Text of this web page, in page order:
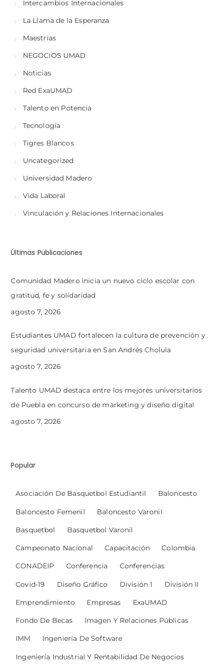
Intercambios Internacionales
La Llama de la Esperanza
Maestrías
NEGOCIOS UMAD
Noticias
Red ExaUMAD
Talento en Potencia
Tecnología
Tigres Blancos
Uncategorized
Universidad Madero
Vida Laboral
Vinculación y Relaciones Internacionales
Últimas Publicaciones
Comunidad Madero inicia un nuevo ciclo escolar con
gratitud, fe y solidaridad
agosto 7, 2026
Estudiantes UMAD fortalecen la cultura de prevención y
seguridad universitaria en San Andrés Cholula
agosto 7, 2026
Talento UMAD destaca entre los mejores universitarios
de Puebla en concurso de marketing y diseño digital
agosto 7, 2026
Popular
Asociación De Basquetbol Estudiantil Baloncesto
Baloncesto Femenil Baloncesto Varonil
Basquetbol Basquetbol Varonil
Campeonato Nacional Capacitación Colombia
CONADEIP Conferencia Conferencias
Covid-19 Diseño Gráfico División 1 División II
Emprendimiento Empresas ExaUMAD
Fondo De Becas Imagen Y Relaciones Públicas
IMM Ingeniería De Software
Ingeniería Industrial Y Rentabilidad De Negocios